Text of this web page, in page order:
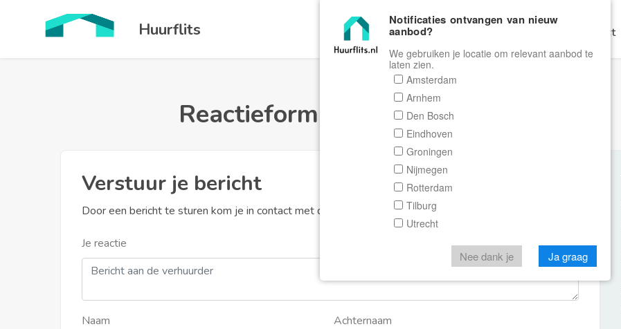
Huurflits Home Zoeken Contact
Reactieformulier Huurflits
Verstuur je bericht
Door een bericht te sturen kom je in contact met de aanbieder of makelaar van de woning.
Je reactie
Naam Achternaam
Notificaties ontvangen van nieuw
aanbod?
We gebruiken je locatie om relevant aanbod te
laten zien.
Amsterdam
Arnhem
Den Bosch
Eindhoven
Groningen
Nijmegen
Rotterdam
Tilburg
Utrecht
Nee dank je Ja graag